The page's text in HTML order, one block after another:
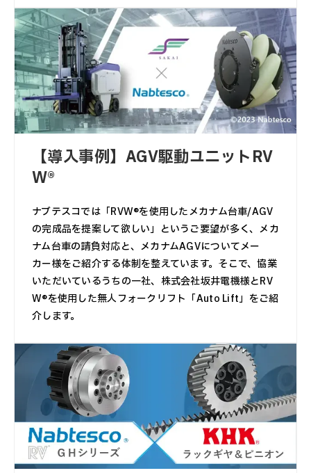
【導入事例】AGV駆動ユニットRV
W®
ナブテスコでは「RVW®を使用したメカナム台車/AGV
の完成品を提案して欲しい」というご要望が多く、メカ
ナム台車の請負対応と、メカナムAGVについてメー
カー様をご紹介する体制を整えています。そこで、協業
いただいているうちの一社、株式会社坂井電機様とRV
W®を使用した無人フォークリフト「Auto Lift」をご紹
介します。